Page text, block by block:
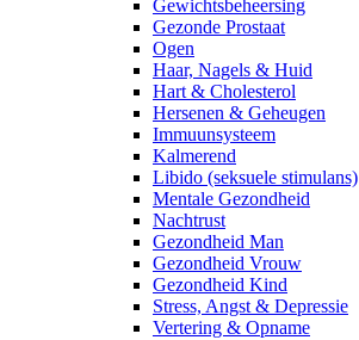
Gewichtsbeheersing
Gezonde Prostaat
Ogen
Haar, Nagels & Huid
Hart & Cholesterol
Hersenen & Geheugen
Immuunsysteem
Kalmerend
Libido (seksuele stimulans)
Mentale Gezondheid
Nachtrust
Gezondheid Man
Gezondheid Vrouw
Gezondheid Kind
Stress, Angst & Depressie
Vertering & Opname